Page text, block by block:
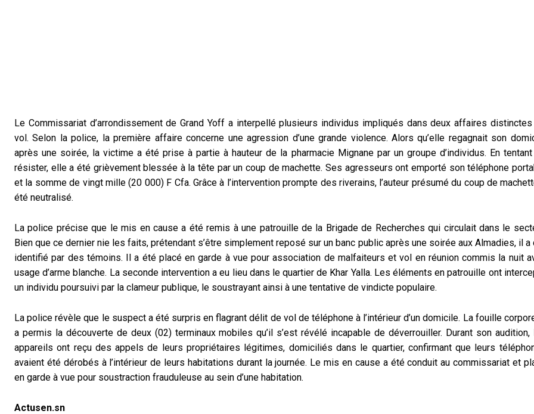
Le Commissariat d’arrondissement de Grand Yoff a interpellé plusieurs individus impliqués dans deux affaires
vol. Selon la police, la première affaire concerne une agression d’une grande violence. Alors qu’elle regagnait son
après une soirée, la victime a été prise à partie à hauteur de la pharmacie Mignane par un groupe d’individus. En
résister, elle a été grièvement blessée à la tête par un coup de machette. Ses agresseurs ont emporté son téléphone
et la somme de vingt mille (20 000) F Cfa. Grâce à l’intervention prompte des riverains, l’auteur présumé du coup de
été neutralisé.
La police précise que le mis en cause a été remis à une patrouille de la Brigade de Recherches qui circulait dans le
Bien que ce dernier nie les faits, prétendant s’être simplement reposé sur un banc public après une soirée aux Almadies, il a
identifié par des témoins. Il a été placé en garde à vue pour association de malfaiteurs et vol en réunion commis la nuit
usage d’arme blanche. La seconde intervention a eu lieu dans le quartier de Khar Yalla. Les éléments en patrouille ont
un individu poursuivi par la clameur publique, le soustrayant ainsi à une tentative de vindicte populaire.
La police révèle que le suspect a été surpris en flagrant délit de vol de téléphone à l’intérieur d’un domicile. La fouille
a permis la découverte de deux (02) terminaux mobiles qu’il s’est révélé incapable de déverrouiller. Durant son audition,
appareils ont reçu des appels de leurs propriétaires légitimes, domiciliés dans le quartier, confirmant que leurs
avaient été dérobés à l’intérieur de leurs habitations durant la journée. Le mis en cause a été conduit au commissariat et
en garde à vue pour soustraction frauduleuse au sein d’une habitation.
Actusen.sn